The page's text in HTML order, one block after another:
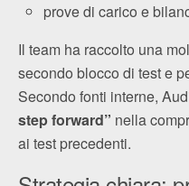
prove di carico e
Il team ha raccolto una
secondo blocco di test e
Secondo fonti interne,
step forward” nella
ai test precedenti.